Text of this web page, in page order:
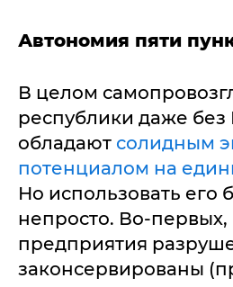
Автономия пяти
В целом
республики даже
обладают солидным
потенциалом на
Но использовать его
непросто. Во-
предприятия
законсервированы